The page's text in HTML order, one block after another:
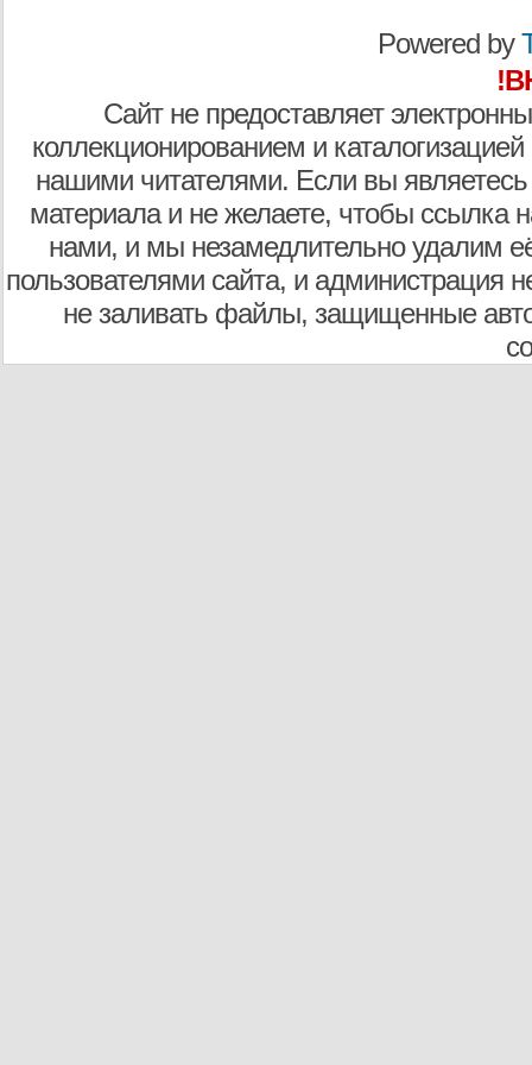
Powered by
Сайт не предоставляет
коллекционированием и
нашими читателями. Если вы являетесь
материала и не желаете, чтобы ссылка
нами, и мы незамедлительно удалим
пользователями сайта, и администрация
не заливать файлы, защищенные